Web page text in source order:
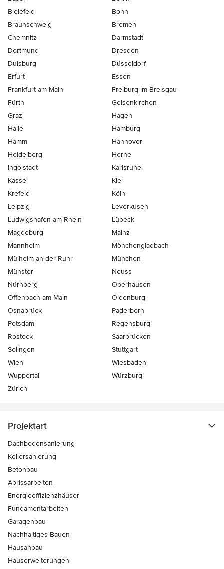
Bielefeld
Bonn
Braunschweig
Bremen
Chemnitz
Darmstadt
Dortmund
Dresden
Duisburg
Düsseldorf
Erfurt
Essen
Frankfurt am Main
Freiburg-im-Breisgau
Fürth
Gelsenkirchen
Graz
Hagen
Halle
Hamburg
Hamm
Hannover
Heidelberg
Herne
Ingolstadt
Karlsruhe
Kassel
Kiel
Krefeld
Köln
Leipzig
Leverkusen
Ludwigshafen-am-Rhein
Lübeck
Magdeburg
Mainz
Mannheim
Mönchen­gladbach
Mülheim-an-der-Ruhr
München
Münster
Neuss
Nürnberg
Oberhausen
Offenbach-am-Main
Oldenburg
Osnabrück
Paderborn
Potsdam
Regensburg
Rostock
Saarbrücken
Solingen
Stuttgart
Wien
Wiesbaden
Wuppertal
Würzburg
Zürich
Projektart
Dachbodensanierung
Kellersanierung
Betonbau
Abrissarbeiten
Energieeffizienzhäuser
Fundamentarbeiten
Garagenbau
Nachhaltiges Bauen
Hausanbau
Hauserweiterungen